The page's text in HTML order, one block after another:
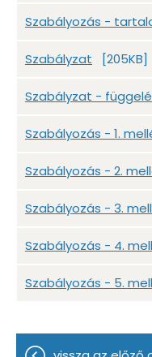
Szabályozás -
Szabályzat [205KB]
Szabályzat -
Szabályozás - 1.
Szabályozás - 2.
Szabályozás - 3.
Szabályozás - 4.
Szabályozás - 5.